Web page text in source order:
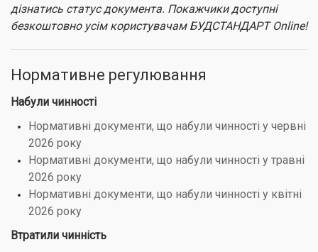
дізнатись статус документа. Покажчики доступні
безкоштовно усім користувачам БУДСТАНДАРТ Online!
Нормативне регулювання
Набули чинності
Нормативні документи, що набули чинності у червні
2026 року
Нормативні документи, що набули чинності у травні
2026 року
Нормативні документи, що набули чинності у квітні
2026 року
Втратили чинність